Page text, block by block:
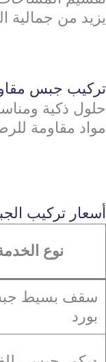
يزيد من جمالية
تركيب جبس
حلول ذكية
مواد مقاومة
أسعار تركيب
نوع
سقف بسيط
بورد